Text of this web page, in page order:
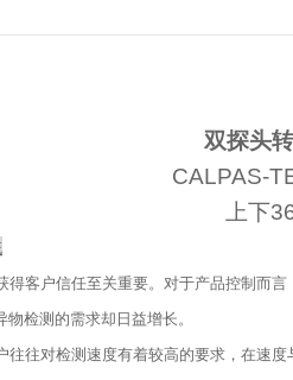
双探头
CALPAS-
上下
得客户信任至关重要。对于产品控制而
检测的需求却日益增长。
往往对检测速度有着较高的要求，在速